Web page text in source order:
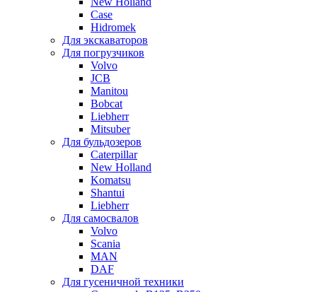
Case
Hidromek
Для экскаваторов
Для погрузчиков
Volvo
JCB
Manitou
Bobcat
Liebherr
Mitsuber
Для бульдозеров
Caterpillar
New Holland
Komatsu
Shantui
Liebherr
Для самосвалов
Volvo
Scania
MAN
DAF
Для гусеничной техники